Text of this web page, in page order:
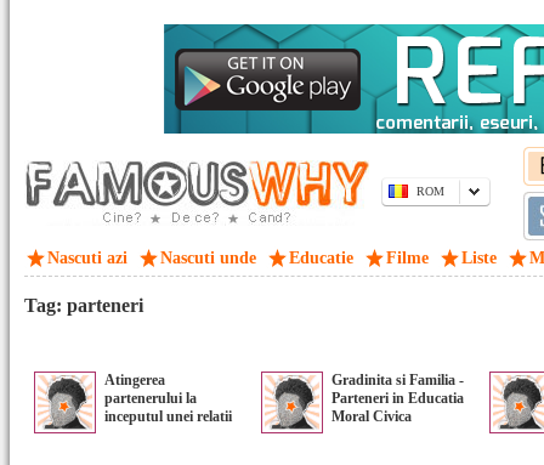
ROM
Nascuti azi Nascuti unde Educatie Filme Liste
Tag: parteneri
Atingerea
partenerului la
inceputul unei relatii
Gradinita si Familia -
Parteneri in Educatia
Moral Civica